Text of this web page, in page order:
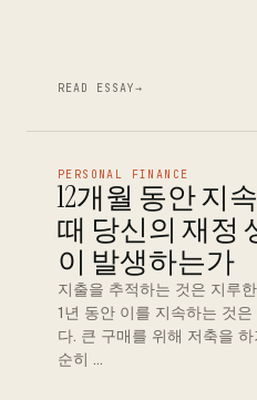
READ ESSAY→
PERSONAL FINANCE
12개월 동안 지
때 당신의 재정
이 발생하는가
지출을 추적하는 것은 지루
1년 동안 이를 지속하는 것
다. 큰 구매를 위해 저축을
순히 …